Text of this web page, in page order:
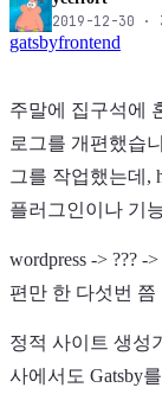
2019-12-30 ·
gatsbyfrontend
주말에 집구석에
로그를 개편했습
그를 작업했는데,
플러그인이나 기
wordpress -> ??? -
편만 한 다섯번
정적 사이트 생성
사에서도 Gatsby